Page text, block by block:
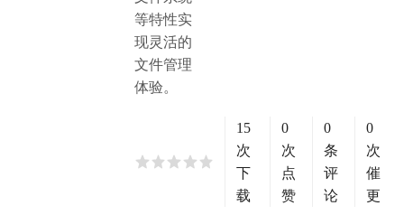
等特性实
现灵活的
文件管理
体验。
15
次
下
载
0
次
点
赞
0
条
评
论
0
次
催
更